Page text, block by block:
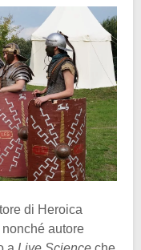
di Heroica
autore